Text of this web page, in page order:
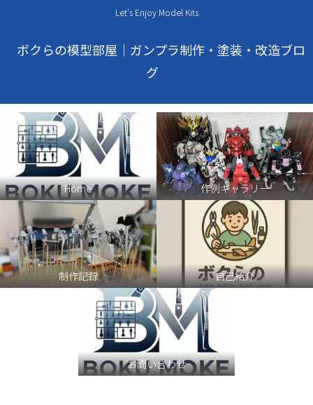
Let's Enjoy Model Kits
ボクらの模型部屋｜ガンプラ制作・塗装・改造ブロ
グ
Home 作例ギャラリー
制作記録 自己紹介
お問い合わせ